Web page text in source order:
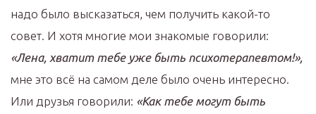
надо было высказаться, чем получить какой-то
совет. И хотя многие мои знакомые говорили:
«Лена, хватит тебе уже быть психотерапевтом!»,
мне это всё на самом деле было очень интересно.
Или друзья говорили: «Как тебе могут быть